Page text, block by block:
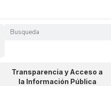
Transparencia y Acceso a
la Información Pública